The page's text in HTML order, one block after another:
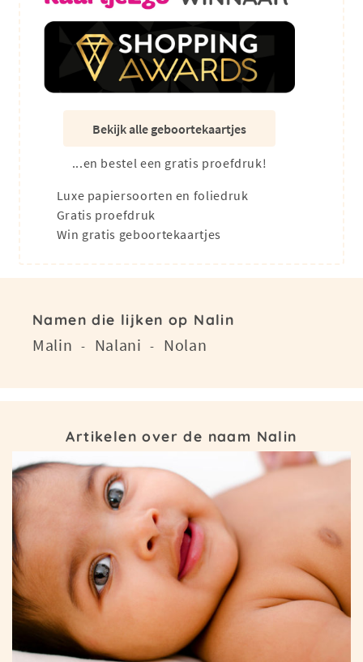
Bekijk alle geboortekaartjes
...en bestel een gratis proefdruk!
Luxe papiersoorten en foliedruk
Gratis proefdruk
Win gratis geboortekaartjes
Namen die lijken op Nalin
Malin - Nalani - Nolan
Artikelen over de naam Nalin